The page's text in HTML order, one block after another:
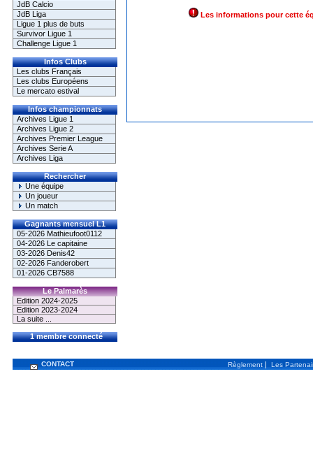
JdB Calcio
JdB Liga
Ligue 1 plus de buts
Survivor Ligue 1
Challenge Ligue 1
Infos Clubs
Les clubs Français
Les clubs Européens
Le mercato estival
Infos championnats
Archives Ligue 1
Archives Ligue 2
Archives Premier League
Archives Serie A
Archives Liga
Rechercher
Une équipe
Un joueur
Un match
Gagnants mensuel L1
05-2026 Mathieufoot0112
04-2026 Le capitaine
03-2026 Denis42
02-2026 Fanderobert
01-2026 CB7588
Le Palmarès
Edition 2024-2025
Edition 2023-2024
La suite ...
1 membre connecté
Les informations pour cette
CONTACT Règlement | Les